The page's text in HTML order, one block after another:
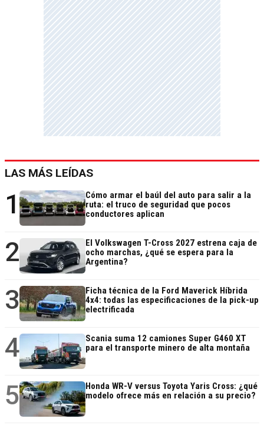
LAS MÁS LEÍDAS
1
Cómo armar el baúl del auto para salir a la
ruta: el truco de seguridad que pocos
conductores aplican
2
El Volkswagen T-Cross 2027 estrena caja de
ocho marchas, ¿qué se espera para la
Argentina?
3
Ficha técnica de la Ford Maverick Híbrida
4x4: todas las especificaciones de la pick-up
electrificada
4
Scania suma 12 camiones Super G460 XT
para el transporte minero de alta montaña
5
Honda WR-V versus Toyota Yaris Cross: ¿qué
modelo ofrece más en relación a su precio?